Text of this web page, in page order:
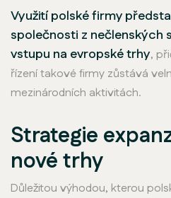
Využití polské firmy
společnosti z nečlenských
vstupu na evropské trhy,
řízení takové firmy zůstává
mezinárodních aktivitách.
Strategie
nové trhy
Důležitou výhodou, kterou